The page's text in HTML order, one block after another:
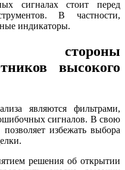
сигналах стоит перед
В частности,
индикаторы.
стороны
высокого
являются фильтрами,
сигналов. В свою
избежать выбора
решения об открытии